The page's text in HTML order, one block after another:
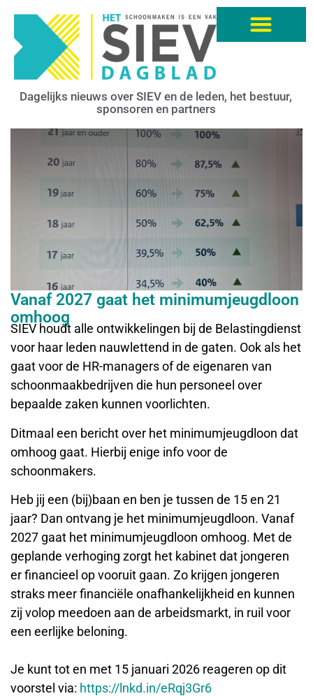
Dagelijks nieuws over SIEV en de leden, het bestuur,
sponsoren en partners
Vanaf 2027 gaat het minimumjeugdloon
omhoog
SIEV houdt alle ontwikkelingen bij de Belastingdienst
voor haar leden nauwlettend in de gaten. Ook als het
gaat voor de HR-managers of de eigenaren van
schoonmaakbedrijven die hun personeel over
bepaalde zaken kunnen voorlichten.
Ditmaal een bericht over het minimumjeugdloon dat
omhoog gaat. Hierbij enige info voor de
schoonmakers.
Heb jij een (bij)baan en ben je tussen de 15 en 21
jaar? Dan ontvang je het minimumjeugdloon. Vanaf
2027 gaat het minimumjeugdloon omhoog. Met de
geplande verhoging zorgt het kabinet dat jongeren
er financieel op vooruit gaan. Zo krijgen jongeren
straks meer financiële onafhankelijkheid en kunnen
zij volop meedoen aan de arbeidsmarkt, in ruil voor
een eerlijke beloning.
Je kunt tot en met 15 januari 2026 reageren op dit
voorstel via: https://lnkd.in/eRqj3Gr6